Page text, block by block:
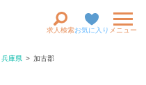
求人検索お気に入り メニュー
兵庫県 加古郡